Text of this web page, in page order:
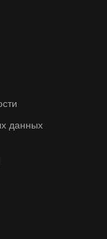
данных